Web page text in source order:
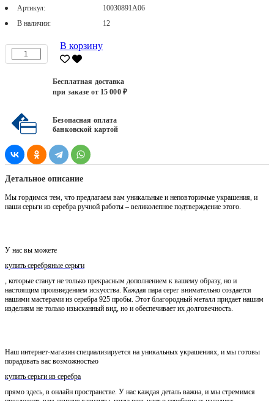
Артикул:
10030891А06
В наличии:
12
В корзину
Бесплатная доставка
при заказе от 15 000 ₽
Безопасная оплата
банковской картой
Детальное описание
Мы гордимся тем, что предлагаем вам уникальные и неповторимые украшения, и
наши серьги из серебра ручной работы – великолепное подтверждение этого.
У нас вы можете
купить серебряные серьги
, которые станут не только прекрасным дополнением к вашему образу, но и
настоящим произведением искусства. Каждая пара серег внимательно создается
нашими мастерами из серебра 925 пробы. Этот благородный металл придает нашим
изделиям не только изысканный вид, но и обеспечивает их долговечность.
Наш интернет-магазин специализируется на уникальных украшениях, и мы готовы
порадовать вас возможностью
купить серьги из серебра
прямо здесь, в онлайн пространстве. У нас каждая деталь важна, и мы стремимся